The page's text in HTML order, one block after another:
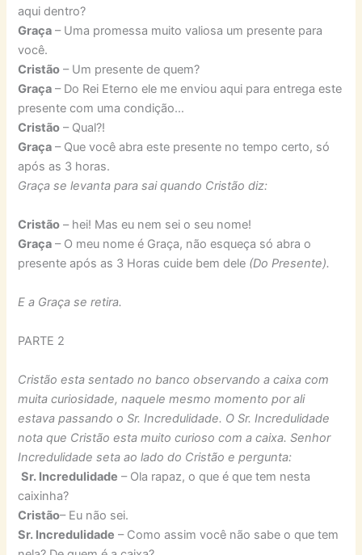
aqui dentro?
Graça – Uma promessa muito valiosa um presente para
você.
Cristão – Um presente de quem?
Graça – Do Rei Eterno ele me enviou aqui para entrega este
presente com uma condição…
Cristão – Qual?!
Graça – Que você abra este presente no tempo certo, só
após as 3 horas.
Graça se levanta para sai quando Cristão diz:
Cristão – hei! Mas eu nem sei o seu nome!
Graça – O meu nome é Graça, não esqueça só abra o
presente após as 3 Horas cuide bem dele (Do Presente).
E a Graça se retira.
PARTE 2
Cristão esta sentado no banco observando a caixa com
muita curiosidade, naquele mesmo momento por ali
estava passando o Sr. Incredulidade. O Sr. Incredulidade
nota que Cristão esta muito curioso com a caixa. Senhor
Incredulidade seta ao lado do Cristão e pergunta:
Sr. Incredulidade – Ola rapaz, o que é que tem nesta
caixinha?
Cristão– Eu não sei.
Sr. Incredulidade – Como assim você não sabe o que tem